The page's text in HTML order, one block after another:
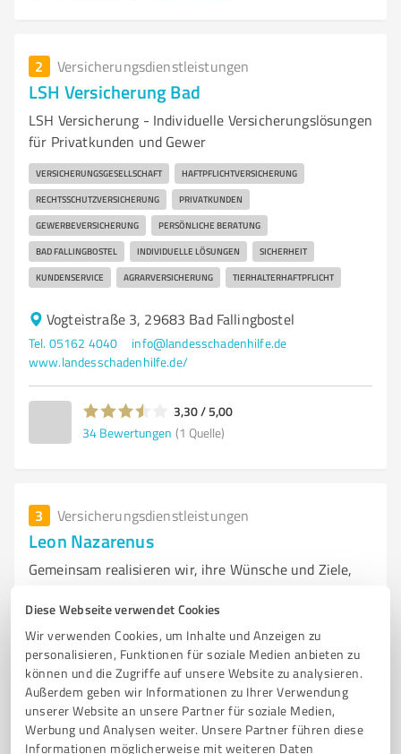
Diese Webseite verwendet Cookies
Wir verwenden Cookies, um Inhalte und Anzeigen zu
personalisieren, Funktionen für soziale Medien anbieten zu
können und die Zugriffe auf unsere Website zu analysieren.
Außerdem geben wir Informationen zu Ihrer Verwendung
unserer Website an unsere Partner für soziale Medien,
Werbung und Analysen weiter. Unsere Partner führen diese
Informationen möglicherweise mit weiteren Daten
2 Versicherungsdienstleistungen
LSH Versicherung Bad
LSH Versicherung - Individuelle Versicherungslösungen
für Privatkunden und Gewer
VERSICHERUNGSGESELLSCHAFT HAFTPFLICHTVERSICHERUNG
RECHTSSCHUTZVERSICHERUNG PRIVATKUNDEN
GEWERBEVERSICHERUNG PERSÖNLICHE BERATUNG
BAD FALLINGBOSTEL INDIVIDUELLE LÖSUNGEN SICHERHEIT
KUNDENSERVICE AGRARVERSICHERUNG TIERHALTERHAFTPFLICHT
Vogteistraße 3, 29683 Bad Fallingbostel
Tel. 05162 4040
info@landesschadenhilfe.de
www.landesschadenhilfe.de/
3,30 / 5,00
34 Bewertungen (1 Quelle)
3 Versicherungsdienstleistungen
Leon Nazarenus
Gemeinsam realisieren wir, ihre Wünsche und Ziele,
ARBEITSKRAFTABSICHERUNG KINDERVORSORGE VERSICHERUNG
STROM UND GAS VERGLEICH
Bahnhofstraße 9, 29699 Walsrode
Tel. +49 173 7813994 Ns@vers-kompass.de